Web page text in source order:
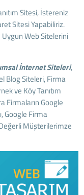
Sitesi, İstereniz
Sitesi Yapabiliriz.
Uygun Web Sitelerini
İnternet Siteleri,
Blog Siteleri, Firma
ve Köy Tanıtım
Firmaların Google
Google Firma
Müşterilerimze